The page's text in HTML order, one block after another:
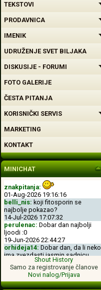
TEKSTOVI
PRODAVNICA
IMENIK
UDRUŽENJE SVET BILJAKA
DISKUSIJE - FORUMI
FOTO GALERIJE
ČESTA PITANJA
KORISNIČKI SERVIS
MARKETING
KONTAKT
MINICHAT
znakpitanja:
01-Aug-2026 19:16:16
belli_nis: koji fitosporin se
najbolje pokazao?
14-Jul-2026 17:07:32
perulenac: Dobar dan najbolji
ljoodi :0
19-Jun-2026 22:44:27
orhideja14: Dobar dan, da li neko
ima zvezdasti jasmin sadnicu.
04-Jun-2026 11:50:00
perulenac:Dobro veche dobri
ljoodi :-D
26-May-2026 23:11:49
Shout History
Samo za registrovanje članove
Novi nalog/Prijava